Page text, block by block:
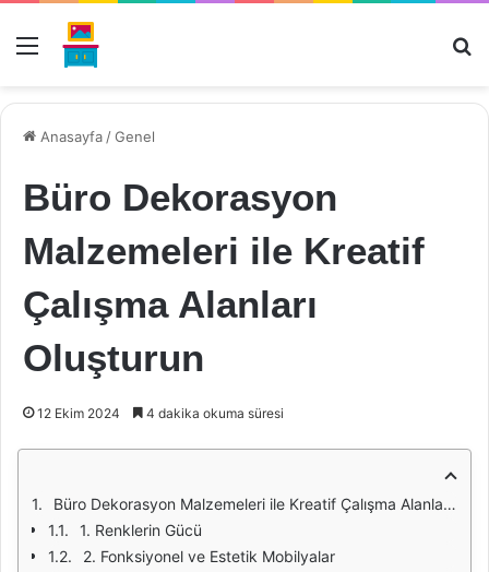
Menü
Anasayfa /Genel
Büro Dekorasyon
Malzemeleri ile Kreatif
Çalışma Alanları
Oluşturun
12 Ekim 2024 4 dakika okuma süresi
Büro Dekorasyon Malzemeleri ile Kreatif Çalışma Alanları Oluşturun
1. Renklerin Gücü
2. Fonksiyonel ve Estetik Mobilyalar